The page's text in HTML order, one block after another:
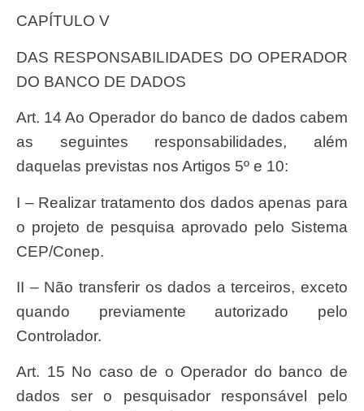
CAPÍTULO V
DAS RESPONSABILIDADES DO OPERADOR
DO BANCO DE DADOS
Art. 14 Ao Operador do banco de dados cabem
as seguintes responsabilidades, além
daquelas previstas nos Artigos 5º e 10:
I – Realizar tratamento dos dados apenas para
o projeto de pesquisa aprovado pelo Sistema
CEP/Conep.
II – Não transferir os dados a terceiros, exceto
quando previamente autorizado pelo
Controlador.
Art. 15 No caso de o Operador do banco de
dados ser o pesquisador responsável pelo